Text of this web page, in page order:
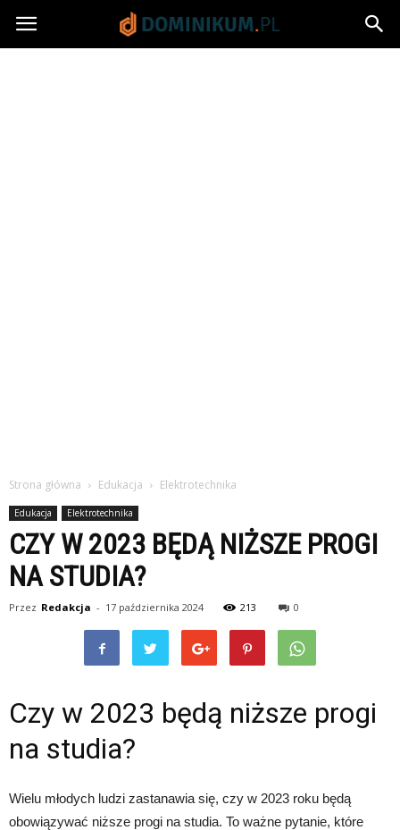
Dominikum.pl
Strona główna Edukacja Elektrotechnika
Edukacja Elektrotechnika
CZY W 2023 BĘDĄ NIŻSZE PROGI
NA STUDIA?
Przez Redakcja - 17 października 2024 213 0
Czy w 2023 będą niższe progi
na studia?
Wielu młodych ludzi zastanawia się, czy w 2023 roku będą
obowiązywać niższe progi na studia. To ważne pytanie, które